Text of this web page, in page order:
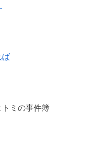
ば
ミの事件簿